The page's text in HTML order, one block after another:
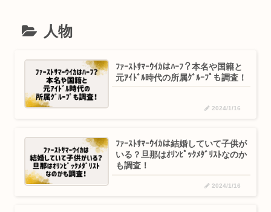
人物
ﾌｧｰｽﾄｻﾏｰｳｲｶはﾊｰﾌ？本名や国籍と
元ｱｲﾄﾞﾙ時代の所属ｸﾞﾙｰﾌﾟも調査！
2024/1/16
ﾌｧｰｽﾄｻﾏｰｳｲｶは結婚していて子供が
いる？旦那はｵﾘﾝﾋﾟｯｸﾒﾀﾞﾘｽﾄなのか
も調査！
2024/1/16